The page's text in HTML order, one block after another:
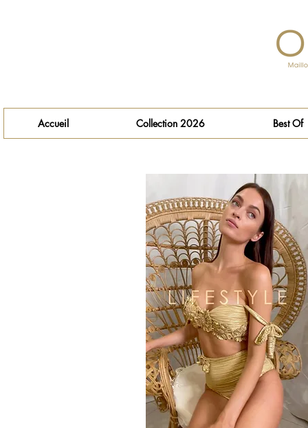
Accueil Collection 2026 Best Of